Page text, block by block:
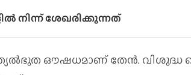
നിന്ന്‌ ശേഖരിക്കുന്നത്‌
ഔഷധമാണ്‌ തേന്‍.